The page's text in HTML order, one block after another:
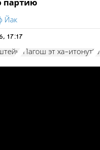
Йак
17:17
"Пагош эт ха-итонут"